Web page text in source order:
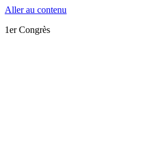
Aller au contenu
1er Congrès